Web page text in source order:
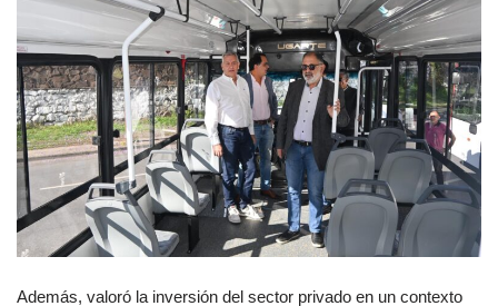
Además, valoró la inversión del sector privado en un contexto